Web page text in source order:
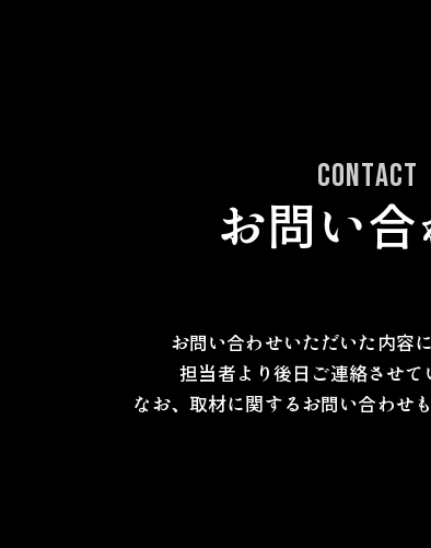
お問い
お問い合わせいただいた内容
担当者より後日ご連絡させて
なお、取材に関するお問い合わせ